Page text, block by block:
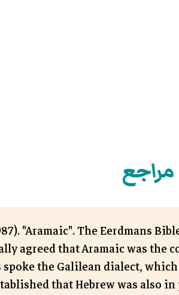
مراجع
"Aramaic". The Eerdmans
agreed that Aramaic was
spoke the Galilean dialect,
that Hebrew was also